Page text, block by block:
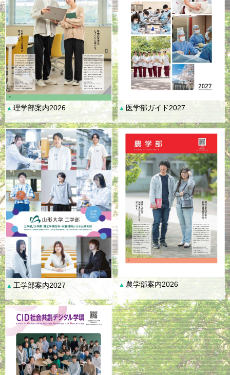
▲理学部案内2026 ▲ 医学部ガイド2027
▲ 工学部案内2027 ▲ 農学部案内2026